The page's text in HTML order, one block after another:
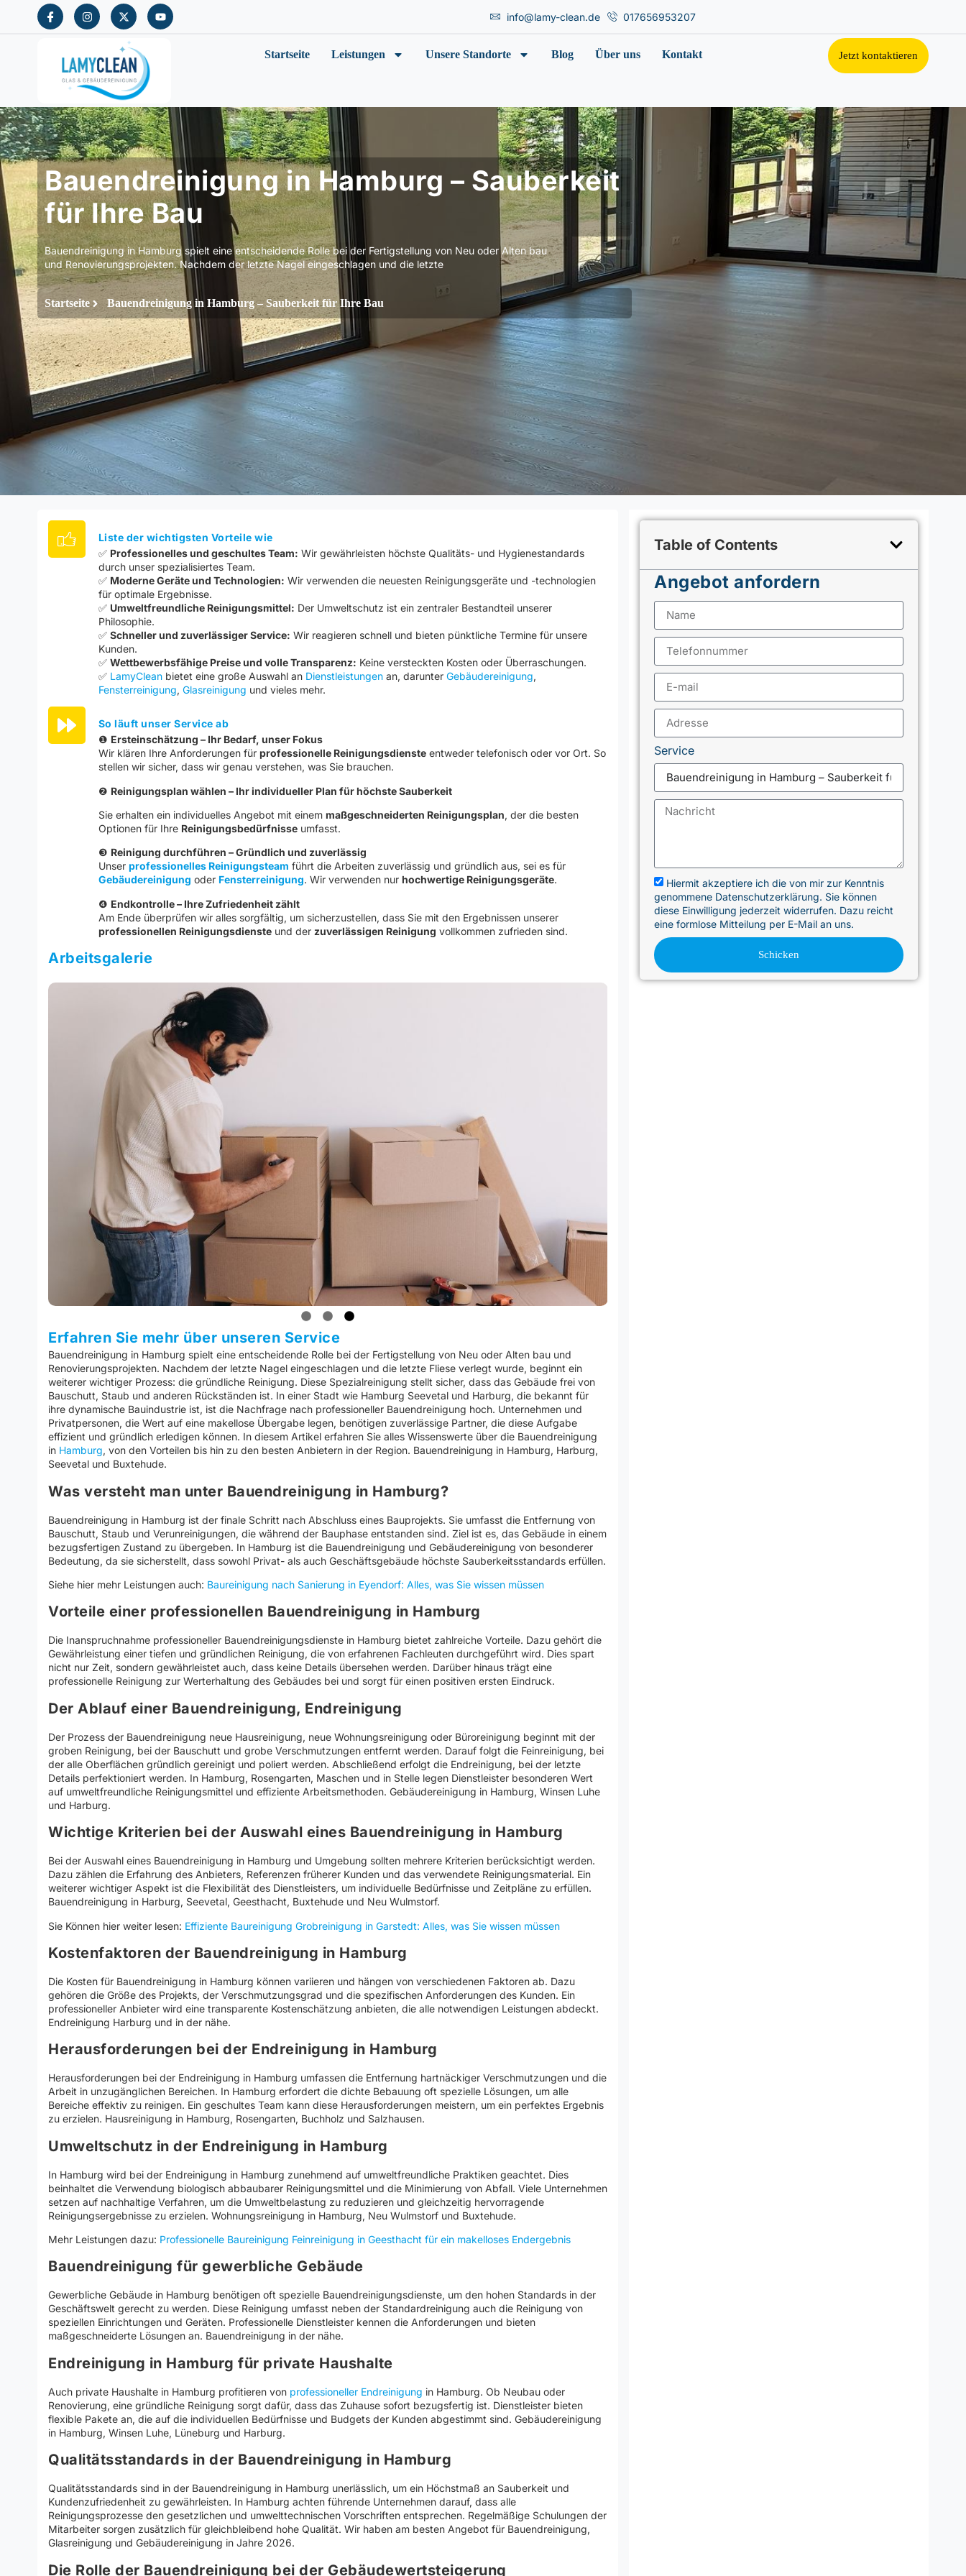
info@lamy-clean.de 017656953207
Startseite Leistungen Unsere Standorte Blog Über uns Kontakt Jetzt kontaktieren
Bauendreinigung in Hamburg – Sauberkeit
für Ihre Bau
Bauendreinigung in Hamburg spielt eine entscheidende Rolle bei der Fertigstellung von Neu oder Alten bau
und Renovierungsprojekten. Nachdem der letzte Nagel eingeschlagen und die letzte
Startseite Bauendreinigung in Hamburg – Sauberkeit für Ihre Bau
Liste der wichtigsten Vorteile wie
✅ Professionelles und geschultes Team: Wir gewährleisten höchste Qualitäts- und Hygienestandards
durch unser spezialisiertes Team.
✅ Moderne Geräte und Technologien: Wir verwenden die neuesten Reinigungsgeräte und -technologien
für optimale Ergebnisse.
✅ Umweltfreundliche Reinigungsmittel: Der Umweltschutz ist ein zentraler Bestandteil unserer
Philosophie.
✅ Schneller und zuverlässiger Service: Wir reagieren schnell und bieten pünktliche Termine für unsere
Kunden.
✅ Wettbewerbsfähige Preise und volle Transparenz: Keine versteckten Kosten oder Überraschungen.
✅ LamyCleanbietet eine große Auswahl an Dienstleistungenan, darunter Gebäudereinigung,
Fensterreinigung, Glasreinigung und vieles mehr.
So läuft unser Service ab
❶ Ersteinschätzung – Ihr Bedarf, unser Fokus
Wir klären Ihre Anforderungen für professionelle Reinigungsdiensteentweder telefonisch oder vor Ort. So
stellen wir sicher, dass wir genau verstehen, was Sie brauchen.
❷ Reinigungsplan wählen – Ihr individueller Plan für höchste Sauberkeit
Sie erhalten ein individuelles Angebot mit einem maßgeschneiderten Reinigungsplan, der die besten
Optionen für Ihre Reinigungsbedürfnisseumfasst.
❸ Reinigung durchführen – Gründlich und zuverlässig
Unser professionelles Reinigungsteam führt die Arbeiten zuverlässig und gründlich aus, sei es für
Gebäudereinigung oder Fensterreinigung. Wir verwenden nur hochwertige Reinigungsgeräte.
❹ Endkontrolle – Ihre Zufriedenheit zählt
Am Ende überprüfen wir alles sorgfältig, um sicherzustellen, dass Sie mit den Ergebnissen unserer
professionellen Reinigungsdiensteund der zuverlässigen Reinigung vollkommen zufrieden sind.
Arbeitsgalerie
Erfahren Sie mehr über unseren Service
Bauendreinigung in Hamburg spielt eine entscheidende Rolle bei der Fertigstellung von Neu oder Alten bau und
Renovierungsprojekten. Nachdem der letzte Nagel eingeschlagen und die letzte Fliese verlegt wurde, beginnt ein
weiterer wichtiger Prozess: die gründliche Reinigung. Diese Spezialreinigung stellt sicher, dass das Gebäude frei von
Bauschutt, Staub und anderen Rückständen ist. In einer Stadt wie Hamburg Seevetal und Harburg, die bekannt für
ihre dynamische Bauindustrie ist, ist die Nachfrage nach professioneller Bauendreinigung hoch. Unternehmen und
Privatpersonen, die Wert auf eine makellose Übergabe legen, benötigen zuverlässige Partner, die diese Aufgabe
effizient und gründlich erledigen können. In diesem Artikel erfahren Sie alles Wissenswerte über die Bauendreinigung
in Hamburg, von den Vorteilen bis hin zu den besten Anbietern in der Region. Bauendreinigung in Hamburg, Harburg,
Seevetal und Buxtehude.
Was versteht man unter Bauendreinigung in Hamburg?
Bauendreinigung in Hamburg ist der finale Schritt nach Abschluss eines Bauprojekts. Sie umfasst die Entfernung von
Bauschutt, Staub und Verunreinigungen, die während der Bauphase entstanden sind. Ziel ist es, das Gebäude in einem
bezugsfertigen Zustand zu übergeben. In Hamburg ist die Bauendreinigung und Gebäudereinigung von besonderer
Bedeutung, da sie sicherstellt, dass sowohl Privat- als auch Geschäftsgebäude höchste Sauberkeitsstandards erfüllen.
Siehe hier mehr Leistungen auch: Baureinigung nach Sanierung in Eyendorf: Alles, was Sie wissen müssen
Vorteile einer professionellen Bauendreinigung in Hamburg
Die Inanspruchnahme professioneller Bauendreinigungsdienste in Hamburg bietet zahlreiche Vorteile. Dazu gehört die
Gewährleistung einer tiefen und gründlichen Reinigung, die von erfahrenen Fachleuten durchgeführt wird. Dies spart
nicht nur Zeit, sondern gewährleistet auch, dass keine Details übersehen werden. Darüber hinaus trägt eine
professionelle Reinigung zur Werterhaltung des Gebäudes bei und sorgt für einen positiven ersten Eindruck.
Der Ablauf einer Bauendreinigung, Endreinigung
Der Prozess der Bauendreinigung neue Hausreinigung, neue Wohnungsreinigung oder Büroreinigung beginnt mit der
groben Reinigung, bei der Bauschutt und grobe Verschmutzungen entfernt werden. Darauf folgt die Feinreinigung, bei
der alle Oberflächen gründlich gereinigt und poliert werden. Abschließend erfolgt die Endreinigung, bei der letzte
Details perfektioniert werden. In Hamburg, Rosengarten, Maschen und in Stelle legen Dienstleister besonderen Wert
auf umweltfreundliche Reinigungsmittel und effiziente Arbeitsmethoden. Gebäudereinigung in Hamburg, Winsen Luhe
und Harburg.
Wichtige Kriterien bei der Auswahl eines Bauendreinigung in Hamburg
Bei der Auswahl eines Bauendreinigung in Hamburg und Umgebung sollten mehrere Kriterien berücksichtigt werden.
Dazu zählen die Erfahrung des Anbieters, Referenzen früherer Kunden und das verwendete Reinigungsmaterial. Ein
weiterer wichtiger Aspekt ist die Flexibilität des Dienstleisters, um individuelle Bedürfnisse und Zeitpläne zu erfüllen.
Bauendreinigung in Harburg, Seevetal, Geesthacht, Buxtehude und Neu Wulmstorf.
Sie Können hier weiter lesen: Effiziente Baureinigung Grobreinigung in Garstedt: Alles, was Sie wissen müssen
Kostenfaktoren der Bauendreinigung in Hamburg
Die Kosten für Bauendreinigung in Hamburg können variieren und hängen von verschiedenen Faktoren ab. Dazu
gehören die Größe des Projekts, der Verschmutzungsgrad und die spezifischen Anforderungen des Kunden. Ein
professioneller Anbieter wird eine transparente Kostenschätzung anbieten, die alle notwendigen Leistungen abdeckt.
Endreinigung Harburg und in der nähe.
Herausforderungen bei der Endreinigung in Hamburg
Herausforderungen bei der Endreinigung in Hamburg umfassen die Entfernung hartnäckiger Verschmutzungen und die
Arbeit in unzugänglichen Bereichen. In Hamburg erfordert die dichte Bebauung oft spezielle Lösungen, um alle
Bereiche effektiv zu reinigen. Ein geschultes Team kann diese Herausforderungen meistern, um ein perfektes Ergebnis
zu erzielen. Hausreinigung in Hamburg, Rosengarten, Buchholz und Salzhausen.
Umweltschutz in der Endreinigung in Hamburg
In Hamburg wird bei der Endreinigung in Hamburg zunehmend auf umweltfreundliche Praktiken geachtet. Dies
beinhaltet die Verwendung biologisch abbaubarer Reinigungsmittel und die Minimierung von Abfall. Viele Unternehmen
setzen auf nachhaltige Verfahren, um die Umweltbelastung zu reduzieren und gleichzeitig hervorragende
Reinigungsergebnisse zu erzielen. Wohnungsreinigung in Hamburg, Neu Wulmstorf und Buxtehude.
Mehr Leistungen dazu: Professionelle Baureinigung Feinreinigung in Geesthacht für ein makelloses Endergebnis
Bauendreinigung für gewerbliche Gebäude
Gewerbliche Gebäude in Hamburg benötigen oft spezielle Bauendreinigungsdienste, um den hohen Standards in der
Geschäftswelt gerecht zu werden. Diese Reinigung umfasst neben der Standardreinigung auch die Reinigung von
speziellen Einrichtungen und Geräten. Professionelle Dienstleister kennen die Anforderungen und bieten
maßgeschneiderte Lösungen an. Bauendreinigung in der nähe.
Endreinigung in Hamburg für private Haushalte
Auch private Haushalte in Hamburg profitieren von professioneller Endreinigung in Hamburg. Ob Neubau oder
Renovierung, eine gründliche Reinigung sorgt dafür, dass das Zuhause sofort bezugsfertig ist. Dienstleister bieten
flexible Pakete an, die auf die individuellen Bedürfnisse und Budgets der Kunden abgestimmt sind. Gebäudereinigung
in Hamburg, Winsen Luhe, Lüneburg und Harburg.
Qualitätsstandards in der Bauendreinigung in Hamburg
Qualitätsstandards sind in der Bauendreinigung in Hamburg unerlässlich, um ein Höchstmaß an Sauberkeit und
Kundenzufriedenheit zu gewährleisten. In Hamburg achten führende Unternehmen darauf, dass alle
Reinigungsprozesse den gesetzlichen und umwelttechnischen Vorschriften entsprechen. Regelmäßige Schulungen der
Mitarbeiter sorgen zusätzlich für gleichbleibend hohe Qualität. Wir haben am besten Angebot für Bauendreinigung,
Glasreinigung und Gebäudereinigung in Jahre 2026.
Die Rolle der Bauendreinigung bei der Gebäudewertsteigerung
Table of Contents
Angebot anfordern
Service
Hiermit akzeptiere ich die von mir zur Kenntnis
genommene Datenschutzerklärung. Sie können
diese Einwilligung jederzeit widerrufen. Dazu reicht
eine formlose Mitteilung per E-Mail an uns.
Schicken